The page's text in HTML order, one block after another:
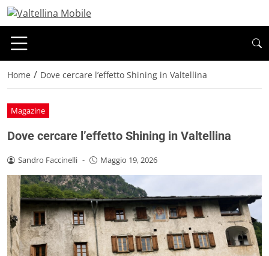
Home / Dove cercare l’effetto Shining in Valtellina
Magazine
Dove cercare l’effetto Shining in Valtellina
Sandro Faccinelli - Maggio 19, 2026